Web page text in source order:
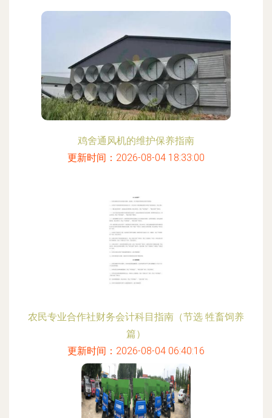
鸡舍通风机的维护保养指南
更新时间：2026-08-04 18:33:00
农民专业合作社财务会计科目指南（节选 牲畜饲养
篇）
更新时间：2026-08-04 06:40:16